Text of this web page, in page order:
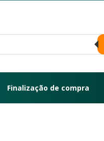
Finalização de compra